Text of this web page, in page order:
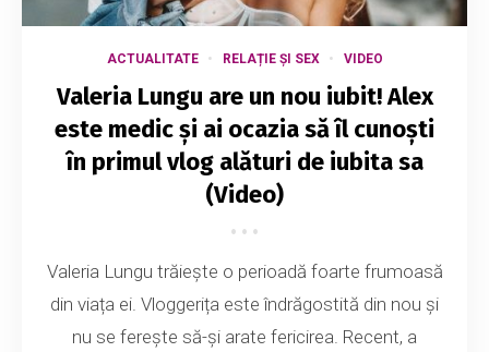
ACTUALITATE RELAȚIE ȘI SEX VIDEO
Valeria Lungu are un nou iubit! Alex
este medic și ai ocazia să îl cunoști
în primul vlog alături de iubita sa
(Video)
Valeria Lungu trăiește o perioadă foarte frumoasă
din viața ei. Vloggerița este îndrăgostită din nou și
nu se ferește să-și arate fericirea. Recent, a